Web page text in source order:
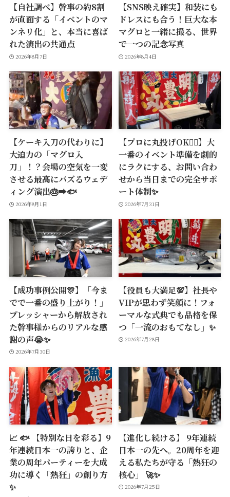
【自社調べ】幹事の約8割
が直面する「イベントのマ
ンネリ化」と、本当に喜ば
れた演出の共通点
2026年8月7日
【SNS映え確実】和装にも
ドレスにも合う！巨大な本
マグロと一緒に撮る、世界
で一つの記念写真
2026年8月4日
【ケーキ入刀の代わりに】
大迫力の「マグロ入
刀」！？会場の空気を一変
させる最高にバズるウェデ
ィング演出🎂➡️🐟
2026年8月1日
【プロに丸投げOK🙆‍♂️】大
一番のイベント準備を劇的
にラクにする、お問い合わ
せから当日までの完全サポ
ート体制✨
2026年7月31日
【成功事例公開🎊】「今ま
でで一番の盛り上がり！」
プレッシャーから解放され
た幹事様からのリアルな感
謝の声😭✨
2026年7月30日
【役員も大満足💯】社長や
VIPが思わず笑顔に！フォ
ーマルな式典でも品格を保
つ「一流のおもてなし」✨
2026年7月28日
📈 🐟 【特別な日を彩る】9
年連続日本一の誇りと、企
業の周年パーティーを大成
功に導く「熱狂」の創り方
✨
【進化し続ける】 9年連続
日本一の先へ。20周年を迎
える私たちが守る「熱狂の
核心」 🚀✨
2026年7月25日